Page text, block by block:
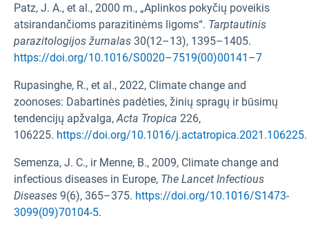
Patz, J. A., et al., 2000 m., „Aplinkos pokyčių poveikis
atsirandančioms parazitinėms ligoms“. Tarptautinis
parazitologijos žurnalas 30(12–13), 1395–1405.
https://doi.org/10.1016/S0020–7519(00)00141–7
Rupasinghe, R., et al., 2022, Climate change and
zoonoses: Dabartinės padėties, žinių spragų ir būsimų
tendencijų apžvalga,Acta Tropica 226,
106225. https://doi.org/10.1016/j.actatropica.2021.106225.
Semenza, J. C., ir Menne, B., 2009, Climate change and
infectious diseases in Europe, The Lancet Infectious
Diseases 9(6), 365–375. https://doi.org/10.1016/S1473-
3099(09)70104-5.